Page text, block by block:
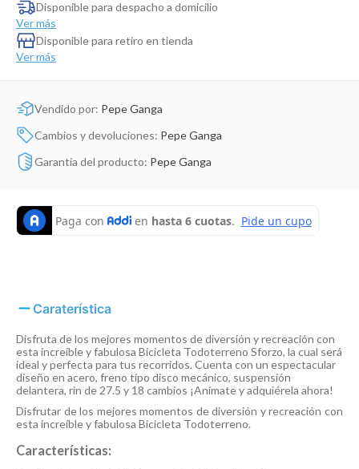
Disponible para despacho a domicilio
Ver más
Disponible para retiro en tienda
Ver más
Vendido por: Pepe Ganga
Cambios y devoluciones: Pepe Ganga
Garantía del producto: Pepe Ganga
Caraterística
Disfruta de los mejores momentos de diversión y recreación con
esta increíble y fabulosa Bicicleta Todoterreno Sforzo, la cual será
ideal y perfecta para tus recorridos. Cuenta con un espectacular
diseño en acero, freno tipo disco mecánico, suspensión
delantera, rin de 27.5 y 18 cambios ¡Anímate y adquiérela ahora!
Disfrutar de los mejores momentos de diversión y recreación con
esta increíble y fabulosa Bicicleta Todoterreno.
Características:
Dinosaurio Juguete